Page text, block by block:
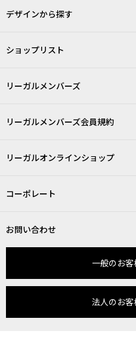
デザインから探す
ショップリスト
リーガルメンバーズ
リーガルメンバーズ会員規約
リーガルオンラインショップ
コーポレート
お問い合わせ
一般のお客
法人のお客